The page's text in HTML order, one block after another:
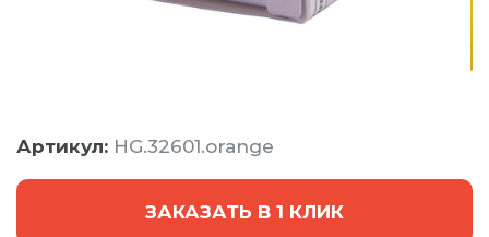
Артикул: HG.32601.orange
ЗАКАЗАТЬ В 1 КЛИК